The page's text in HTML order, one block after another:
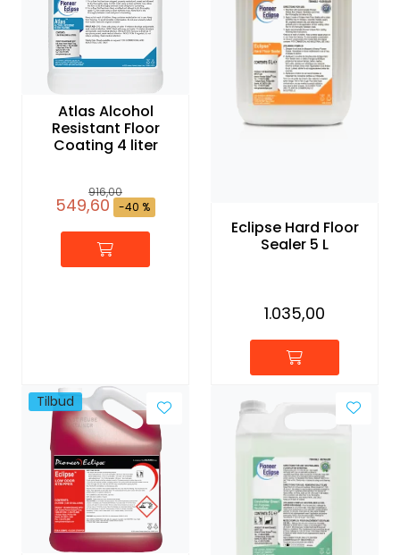
Atlas Alcohol
Resistant Floor
Coating 4 liter
916,00
549,60 -40 %
Eclipse Hard Floor
Sealer 5 L
1.035,00
Tilbud